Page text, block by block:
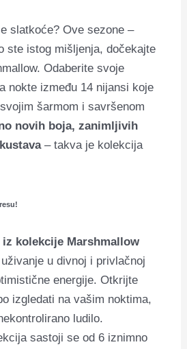
slatkoće?Ove sezone –
ste istog mišljenja, dočekajte
Odaberite svoje
nokte između 14 nijansi koje
šarmom i savršenom
novih boja, zanimljivih
– takva je kolekcija
iz kolekcije Marshmallow
u divnoj i privlačnoj
energije.Otkrijte
izgledati na vašim noktima,
ludilo.
sastoji se od 6 iznimno